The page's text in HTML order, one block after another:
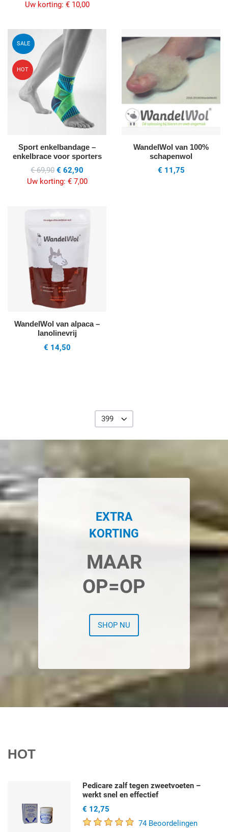
Uw korting: € 10,00
SALE
HOT
Voeg toe aan mijn wenslijst
Quick View
Sport enkelbandage –
enkelbrace voor sporters
€ 69,90 € 62,90
Uw korting: € 7,00
WandelWol van 100%
schapenwol
€ 11,75
WandelWol van alpaca –
lanolinevrij
€ 14,50
399
EXTRA
KORTING
MAAR
OP=OP
SHOP NU
HOT
Pedicare zalf tegen zweetvoeten –
werkt snel en effectief
€ 12,75
74 Beoordelingen